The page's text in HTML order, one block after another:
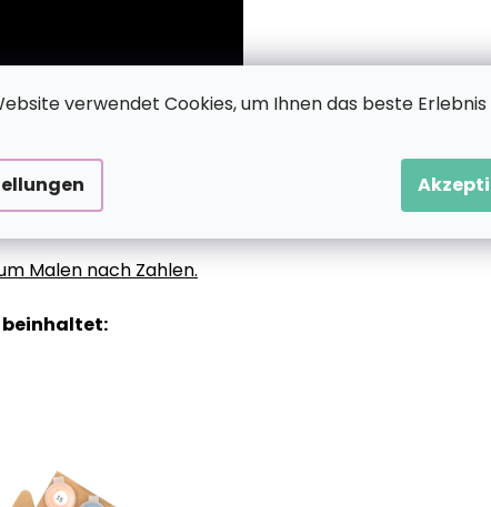
verwendet Cookies, um Ihnen das beste Erlebnis
Malen nach Zahlen.
beinhaltet: